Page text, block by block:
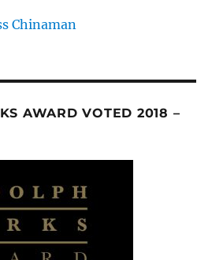
Chinaman
AWARD VOTED 2018 –